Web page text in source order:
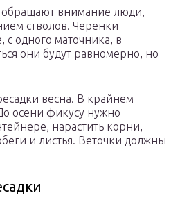
обращают внимание люди,
стволов. Черенки
одного маточника, в
они будут равномерно, но
весна. В крайнем
осени фикусу нужно
нарастить корни,
и листья. Веточки должны